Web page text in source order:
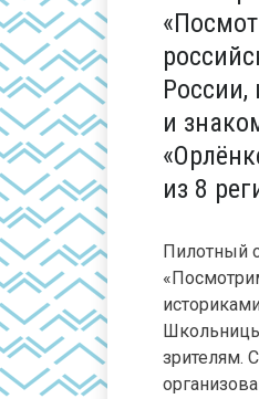
России,
и
из 8
Пилотный
зрителям.